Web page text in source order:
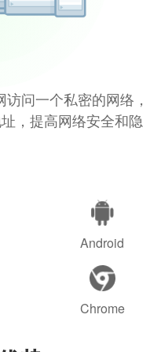
问一个私密的网络，
，提高网络安全和隐
Android
Chrome